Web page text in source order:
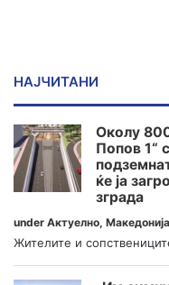
НАЈЧИТАНИ
Околу
Попов 1“
ќе ја
зграда
under Актуелно, Македонија
Жителите и